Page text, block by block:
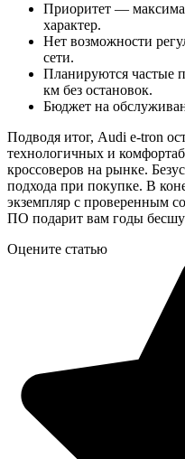
Приоритет —
характер.
Нет возможности
сети.
Планируются частые
км без остановок.
Бюджет на
Подводя итог, Audi e-tron
технологичных и
кроссоверов на рынке.
подхода при покупке. В
экземпляр с проверенным
ПО подарит вам годы
Оцените статью